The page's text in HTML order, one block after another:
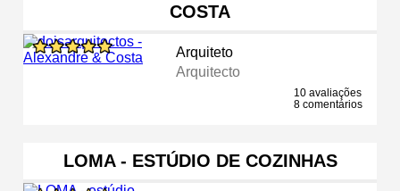
COSTA
Arquiteto
Arquitecto
10 avaliações
8 comentários
LOMA - ESTÚDIO DE COZINHAS